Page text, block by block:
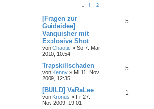
1 2
[Fragen zur
Guideidee]
Vanquisher mit
Explosive Shot
von Chaotic » So 7. Mär
2010, 10:54
5
Trapskillschaden
von Kenny » Mi 11. Nov
2009, 12:35
5
[BUILD] VaRaLee
von Kronus » Fr 27.
Nov 2009, 19:01
1